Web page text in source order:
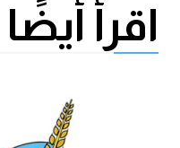
اقرأ أيضًا